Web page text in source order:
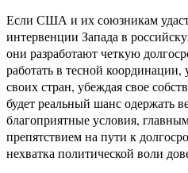
Если США и их союзникам
интервенции Запада в
они разработают четкую
работать в тесной
своих стран, убеждая свое
будет реальный шанс одержать
благоприятные условия,
препятствием на пути к
нехватка политической воли